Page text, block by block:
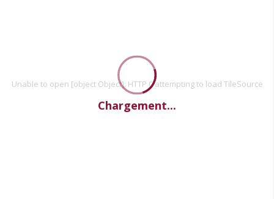
Unable to open [object Object]: HTTP 0 attempting to load TileSource
Chargement...